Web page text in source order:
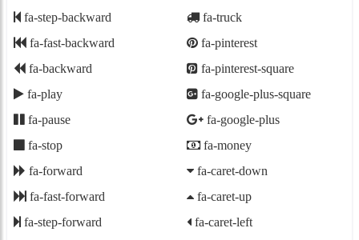
fa-step-backward
fa-fast-backward
fa-backward
fa-play
fa-pause
fa-stop
fa-forward
fa-fast-forward
fa-step-forward
fa-truck
fa-pinterest
fa-pinterest-square
fa-google-plus-square
fa-google-plus
fa-money
fa-caret-down
fa-caret-up
fa-caret-left